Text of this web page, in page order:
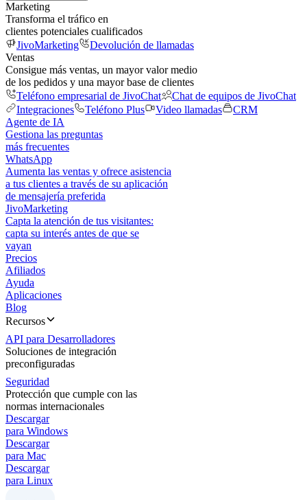
Marketing
Transforma el tráfico en
clientes potenciales cualificados
JivoMarketing
Devolución de llamadas
Ventas
Consigue más ventas, un mayor valor medio
de los pedidos y una mayor base de clientes
Teléfono empresarial de JivoChat
Chat de equipos de JivoChat
Integraciones
Teléfono Plus Video llamadas
CRM
Agente de IA
Gestiona las preguntas
más frecuentes
WhatsApp
Aumenta las ventas y ofrece asistencia
a tus clientes a través de su aplicación
de mensajería preferida
JivoMarketing
Capta la atención de tus visitantes:
capta su interés antes de que se
vayan
Precios
Afiliados
Ayuda
Aplicaciones
Blog
Recursos
API para Desarrolladores
Soluciones de integración
preconfiguradas
Seguridad
Protección que cumple con las
normas internacionales
Descargar
para Windows
Descargar
para Mac
Descargar
para Linux